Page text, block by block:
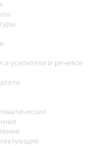
и усилители и речевое